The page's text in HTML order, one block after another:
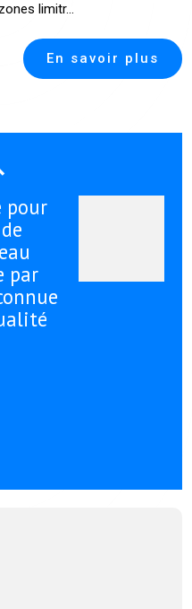
limitr...
En savoir plus
pour
par